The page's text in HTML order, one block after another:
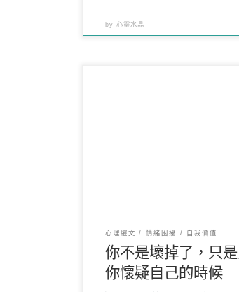
by心靈水晶
心理選文 情緒困擾 自我價值
你不是壞掉了，只
你懷疑自己的時候